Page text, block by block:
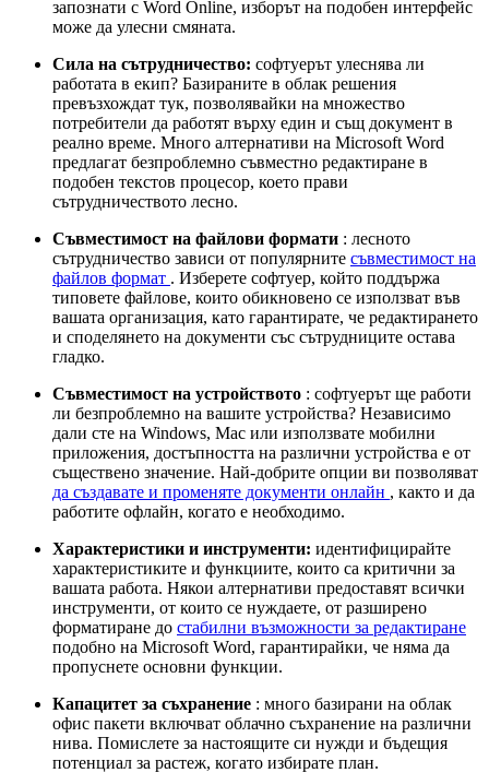
запознати с Word Online, изборът на подобен интерфейс
може да улесни смяната.
Сила на сътрудничество: софтуерът улеснява ли
работата в екип? Базираните в облак решения
превъзхождат тук, позволявайки на множество
потребители да работят върху един и същ документ в
реално време. Много алтернативи на Microsoft Word
предлагат безпроблемно съвместно редактиране в
подобен текстов процесор, което прави
сътрудничеството лесно.
Съвместимост на файлови формати : лесното
сътрудничество зависи от популярните съвместимост на
файлов формат . Изберете софтуер, който поддържа
типовете файлове, които обикновено се използват във
вашата организация, като гарантирате, че редактирането
и споделянето на документи със сътрудниците остава
гладко.
Съвместимост на устройството : софтуерът ще работи
ли безпроблемно на вашите устройства? Независимо
дали сте на Windows, Mac или използвате мобилни
приложения, достъпността на различни устройства е от
съществено значение. Най-добрите опции ви позволяват
да създавате и променяте документи онлайн , както и да
работите офлайн, когато е необходимо.
Характеристики и инструменти: идентифицирайте
характеристиките и функциите, които са критични за
вашата работа. Някои алтернативи предоставят всички
инструменти, от които се нуждаете, от разширено
форматиране до стабилни възможности за редактиране
подобно на Microsoft Word, гарантирайки, че няма да
пропуснете основни функции.
Капацитет за съхранение : много базирани на облак
офис пакети включват облачно съхранение на различни
нива. Помислете за настоящите си нужди и бъдещия
потенциал за растеж, когато избирате план.